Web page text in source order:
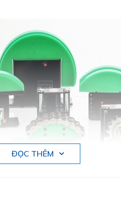
ĐỌC THÊM